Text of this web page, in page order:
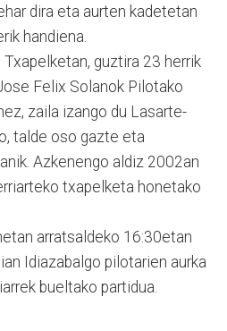
dira eta aurten kadetetan
handiena.
guztira 23 herrik
Felix Solanok Pilotako
zaila izango du Lasarte-
talde oso gazte eta
Azkenengo aldiz 2002an
txapelketa honetako
arratsaldeko 16:30etan
Idiazabalgo pilotarien aurka
bueltako partidua.